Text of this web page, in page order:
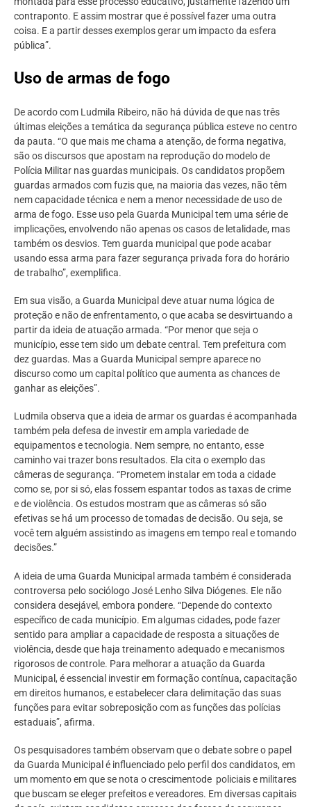
contraponto. E assim mostrar que é possível fazer uma outra
coisa. E a partir desses exemplos gerar um impacto da esfera
pública”.
Uso de armas de fogo
De acordo com Ludmila Ribeiro, não há dúvida de que nas três
últimas eleições a temática da segurança pública esteve no centro
da pauta. “O que mais me chama a atenção, de forma negativa,
são os discursos que apostam na reprodução do modelo de
Polícia Militar nas guardas municipais. Os candidatos propõem
guardas armados com fuzis que, na maioria das vezes, não têm
nem capacidade técnica e nem a menor necessidade de uso de
arma de fogo. Esse uso pela Guarda Municipal tem uma série de
implicações, envolvendo não apenas os casos de letalidade, mas
também os desvios. Tem guarda municipal que pode acabar
usando essa arma para fazer segurança privada fora do horário
de trabalho”, exemplifica.
Em sua visão, a Guarda Municipal deve atuar numa lógica de
proteção e não de enfrentamento, o que acaba se desvirtuando a
partir da ideia de atuação armada. “Por menor que seja o
município, esse tem sido um debate central. Tem prefeitura com
dez guardas. Mas a Guarda Municipal sempre aparece no
discurso como um capital político que aumenta as chances de
ganhar as eleições”.
Ludmila observa que a ideia de armar os guardas é acompanhada
também pela defesa de investir em ampla variedade de
equipamentos e tecnologia. Nem sempre, no entanto, esse
caminho vai trazer bons resultados. Ela cita o exemplo das
câmeras de segurança. “Prometem instalar em toda a cidade
como se, por si só, elas fossem espantar todos as taxas de crime
e de violência. Os estudos mostram que as câmeras só são
efetivas se há um processo de tomadas de decisão. Ou seja, se
você tem alguém assistindo as imagens em tempo real e tomando
decisões.”
A ideia de uma Guarda Municipal armada também é considerada
controversa pelo sociólogo José Lenho Silva Diógenes. Ele não
considera desejável, embora pondere. “Depende do contexto
específico de cada município. Em algumas cidades, pode fazer
sentido para ampliar a capacidade de resposta a situações de
violência, desde que haja treinamento adequado e mecanismos
rigorosos de controle. Para melhorar a atuação da Guarda
Municipal, é essencial investir em formação contínua, capacitação
em direitos humanos, e estabelecer clara delimitação das suas
funções para evitar sobreposição com as funções das polícias
estaduais”, afirma.
Os pesquisadores também observam que o debate sobre o papel
da Guarda Municipal é influenciado pelo perfil dos candidatos, em
um momento em que se nota o crescimentode policiais e militares
que buscam se eleger prefeitos e vereadores. Em diversas capitais